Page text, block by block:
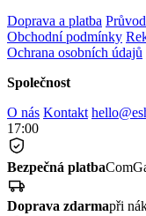
Doprava a platba
Obchodní podmínky
Ochrana osobních údajů
Společnost
O nás Kontakt
17:00
Bezpečná platba
Doprava zdarmapři